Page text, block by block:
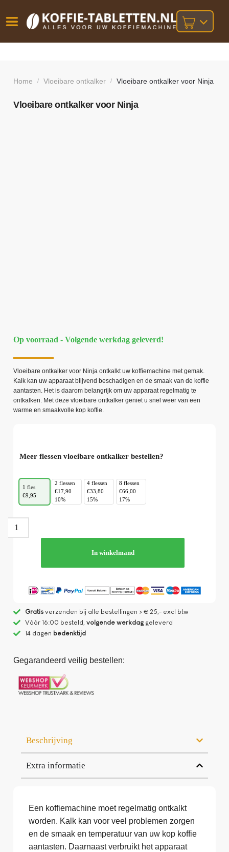
besteld,
volgende
bij orders
boven
Home / Vloeibare ontkalker / Vloeibare ontkalker voor Ninja
Vloeibare ontkalker voor Ninja
Op voorraad - Volgende werkdag geleverd!
Vloeibare ontkalker voor Ninja ontkalkt uw koffiemachine met gemak.
Kalk kan uw apparaat blijvend beschadigen en de smaak van de koffie
aantasten. Het is daarom belangrijk om uw apparaat regelmatig te
ontkalken. Met deze vloeibare ontkalker geniet u snel weer van een
warme en smaakvolle kop koffie.
Meer flessen vloeibare ontkalker bestellen?
1 fles
€9,95
2 flessen
€17,90
10%
4 flessen
€33,80
15%
8 flessen
€66,00
17%
In winkelmand
Gratisverzenden bij alle bestellingen > € 25,- excl btw
Vòòr 16:00 besteld, volgende werkdaggeleverd
14 dagen bedenktijd
Gegarandeerd veilig bestellen:
Beschrijving
Extra informatie
Een koffiemachine moet regelmatig ontkalkt
worden. Kalk kan voor veel problemen zorgen
en de smaak en temperatuur van uw kop koffie
aantasten. Daarnaast verbruikt het apparaat